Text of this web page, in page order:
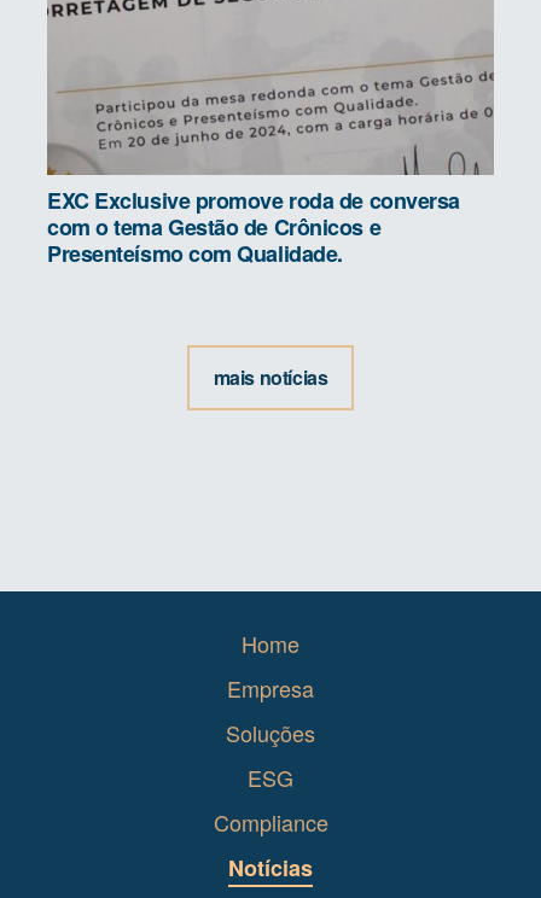
EXC Exclusive promove roda de conversa
com o tema Gestão de Crônicos e
Presenteísmo com Qualidade.
mais notícias
Home
Empresa
Soluções
ESG
Compliance
Notícias